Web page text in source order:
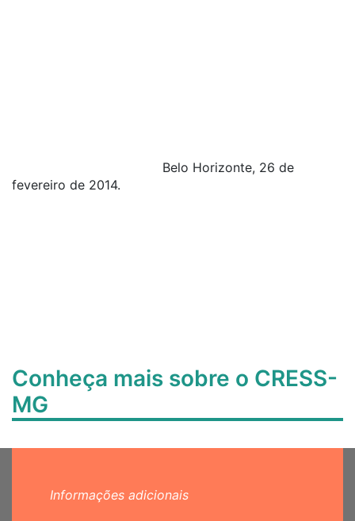
Belo Horizonte, 26 de
fevereiro de 2014.
Conheça mais sobre o CRESS-
MG
Informações adicionais